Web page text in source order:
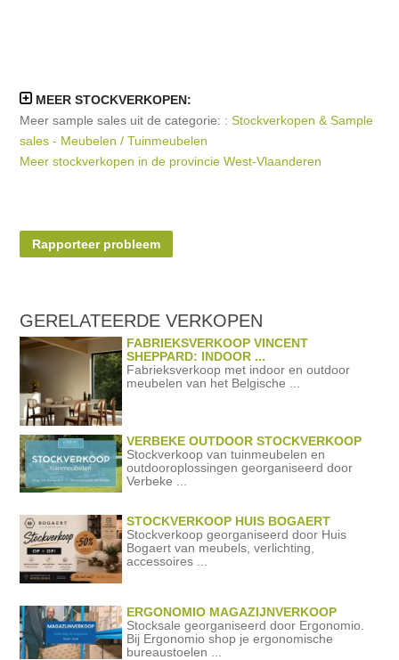
MEER STOCKVERKOPEN:
Meer sample sales uit de categorie: :Stockverkopen & Sample
sales - Meubelen / Tuinmeubelen
Meer stockverkopen in de provincie West-Vlaanderen
Rapporteer probleem
GERELATEERDEVERKOPEN
FABRIEKSVERKOOP VINCENT
SHEPPARD: INDOOR ...
Fabrieksverkoop met indoor en outdoor
meubelen van het Belgische ...
VERBEKE OUTDOOR STOCKVERKOOP
Stockverkoop van tuinmeubelen en
outdooroplossingen georganiseerd door
Verbeke ...
STOCKVERKOOP HUIS BOGAERT
Stockverkoop georganiseerd door Huis
Bogaert van meubels, verlichting,
accessoires ...
ERGONOMIO MAGAZIJNVERKOOP
Stocksale georganiseerd door Ergonomio.
Bij Ergonomio shop je ergonomische
bureaustoelen ...